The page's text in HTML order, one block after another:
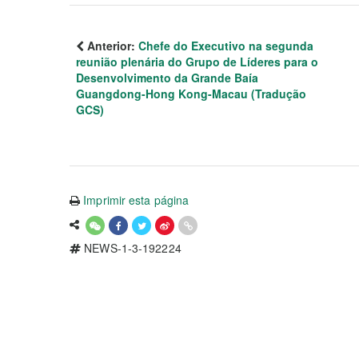
Anterior: Chefe do Executivo na segunda
reunião plenária do Grupo de Líderes para o
Desenvolvimento da Grande Baía
Guangdong-Hong Kong-Macau (Tradução
GCS)
Imprimir esta página
NEWS-1-3-192224